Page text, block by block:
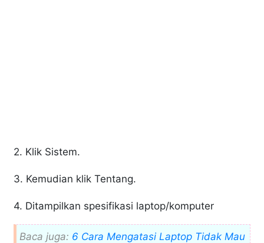
2. Klik Sistem.
3. Kemudian klik Tentang.
4. Ditampilkan spesifikasi laptop/komputer
Baca juga: 6 Cara Mengatasi Laptop Tidak Mau